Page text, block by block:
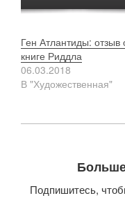
Ген Атлантиды: отзыв
книге Риддла
06.03.2018
В "Художественная"
Подпишитесь,